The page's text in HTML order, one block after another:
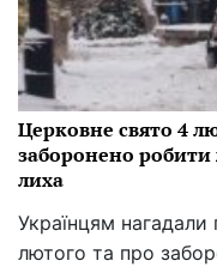
Церковне свято 4
заборонено робити
лиха
Українцям
лютого та про